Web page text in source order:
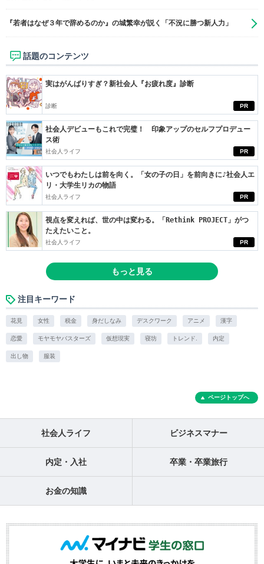
『若者はなぜ３年で辞めるのか』の城繁幸が説く「不況に勝つ新人力」
話題のコンテンツ
PR
実はがんばりすぎ？新社会人『お疲れ度』診断
診断
PR
社会人デビューもこれで完璧！ 印象アップのセルフプロデュー
ス術
社会人ライフ
PR
いつでもわたしは前を向く。「女の子の日」を前向きに♪社会人エ
リ・大学生リカの物語
社会人ライフ
PR
視点を変えれば、世の中は変わる。「Rethink PROJECT」がつ
たえたいこと。
社会人ライフ
もっと見る
注目キーワード
花見 女性 税金 身だしなみ デスクワーク アニメ 漢字
恋愛 モヤモヤバスターズ 仮想現実 寝坊 トレンド. 内定
出し物 服装
ページトップへ
社会人ライフ ビジネスマナー
内定・入社 卒業・卒業旅行
お金の知識